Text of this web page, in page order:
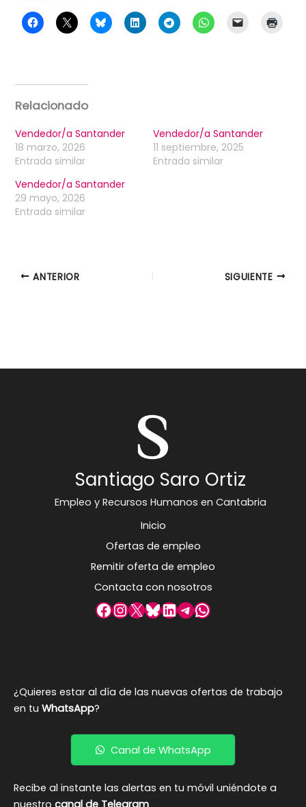
Relacionado
Vendedor/a Santander
18 marzo, 2026
Entrada similar
Vendedor/a Santander
11 septiembre, 2025
Entrada similar
Vendedor/a Santander
29 mayo, 2026
Entrada similar
ANTERIOR SIGUIENTE
Santiago Saro Ortiz
Empleo y Recursos Humanos en Cantabria
Inicio
Ofertas de empleo
Remitir oferta de empleo
Contacta con nosotros
Facebook
Instagram
X Bluesky
LinkedIn
Telegram
WhatsApp
¿Quieres estar al día de las nuevas ofertas de trabajo
en tu WhatsApp?
Canal de WhatsApp
Recibe al instante las alertas en tu móvil uniéndote a